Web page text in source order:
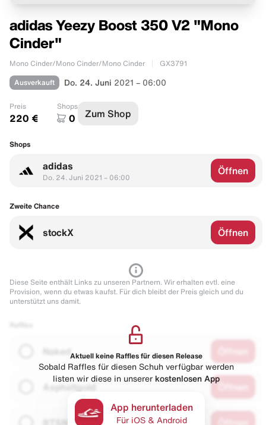
adidas Yeezy Boost 350 V2 "Mono
Cinder"
Mono Cinder/Mono Cinder/Mono Cinder GX3791
Ausverkauft Do. 24. Juni 2021 – 06:00
Preis
220 €
Shops
0 Zum Shop
Shops
adidas
Do. 24. Juni 2021 – 06:00
Öffnen
Zweite Chance
stockX Öffnen
Diese Seite enthält Links zu unseren Partnern. Wir erhalten evtl. eine
Provision, wenn du etwas kaufst. Für dich bleibt der Preis gleich und du
unterstützt uns damit.
Naked
Asphaltgold
Aktuell keine Raffles für diesen Release
Sobald Raffles für diesen Schuh verfügbar werden
listen wir diese in unserer kostenlosen App
App herunterladen
Für iOS & Android